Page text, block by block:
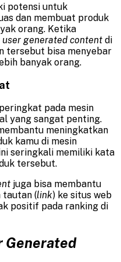
potensi untuk
dan membuat produk
orang. Ketika
user generated content di
tersebut bisa menyebar
banyak orang.
pada mesin
yang sangat penting.
meningkatkan
kamu di mesin
seringkali memiliki kata
tersebut.
juga bisa membantu
tautan (link) ke situs web
positif pada ranking di
Generated